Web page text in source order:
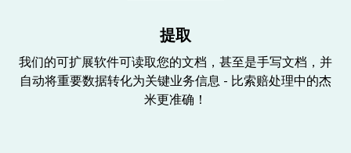
提取
我们的可扩展软件可读取您的文档，甚至是手写文档，并
自动将重要数据转化为关键业务信息 - 比索赔处理中的杰
米更准确！